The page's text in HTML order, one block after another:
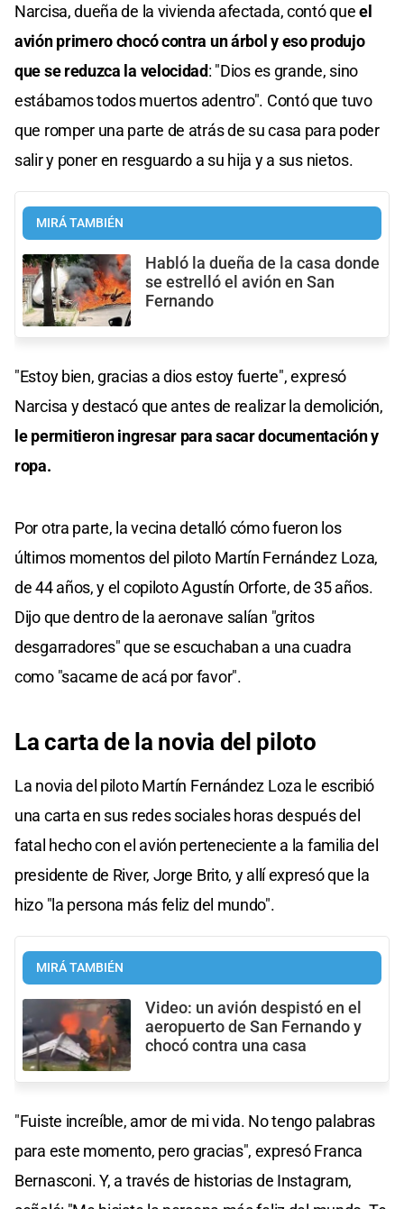
Narcisa, dueña de la vivienda afectada, contó queel
avión primero chocó contra un árbol y eso produjo
que se reduzca la velocidad: "Dios es grande, sino
estábamos todos muertos adentro". Contó que tuvo
que romper una parte de atrás de su casa para poder
salir y poner en resguardo a su hija y a sus nietos.
MIRÁ TAMBIÉN
Habló la dueña de la casa donde
se estrelló el avión en San
Fernando
"Estoy bien, gracias a dios estoy fuerte", expresó
Narcisa y destacó que antes de realizar la demolición,
le permitieron ingresar para sacar documentación y
ropa.
Por otra parte, la vecina detalló cómo fueron los
últimos momentos del piloto Martín Fernández Loza,
de 44 años, y el copiloto Agustín Orforte, de 35 años.
Dijo que dentro de la aeronave salían "gritos
desgarradores" que se escuchaban a una cuadra
como "sacame de acá por favor".
La carta de la novia del piloto
La novia del piloto Martín Fernández Loza le escribió
una carta en sus redes sociales horas después del
fatal hecho con el avión perteneciente a la familia del
presidente de River, Jorge Brito, y allí expresó que la
hizo "la persona más feliz del mundo".
MIRÁ TAMBIÉN
Video: un avión despistó en el
aeropuerto de San Fernando y
chocó contra una casa
"Fuiste increíble, amor de mi vida. No tengo palabras
para este momento, pero gracias", expresó Franca
Bernasconi. Y, a través de historias de Instagram,